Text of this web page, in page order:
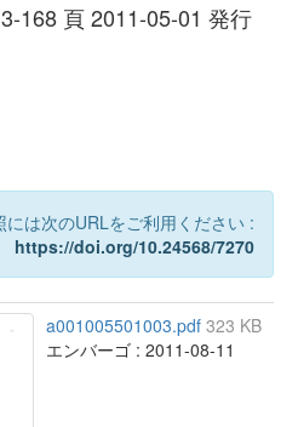
168 頁 2011-05-01 発行
には次のURLをご利用ください :
https://doi.org/10.24568/7270
a001005501003.pdf 323 KB
エンバーゴ : 2011-08-11